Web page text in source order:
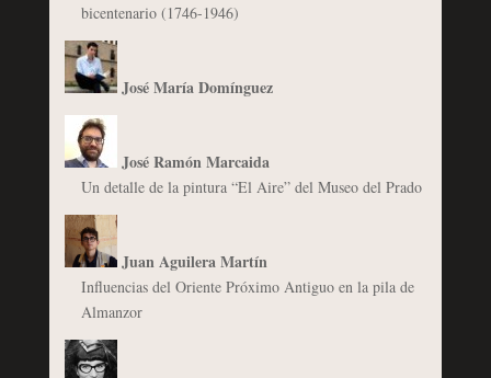
bicentenario (1746-1946)
José María Domínguez
José Ramón Marcaida
Un detalle de la pintura “El Aire” del Museo del Prado
Juan Aguilera Martín
Influencias del Oriente Próximo Antiguo en la pila de
Almanzor